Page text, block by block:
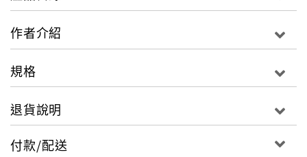
已流行將生產線外移至國外，但是鈴木與山葉這些名聞
目的塑膠模型大國。此外，東部除了製紙業（衛生紙產
生產額全日第一 厚生勞動省 二○一二年統計）的勢力也
基於上述背景，再加上日本第一的產茶量與鮪魚漁獲
量、製造品出貨量全日本第四（經濟產業省 二○一二
作者介紹
規格
退貨說明
付款/配送